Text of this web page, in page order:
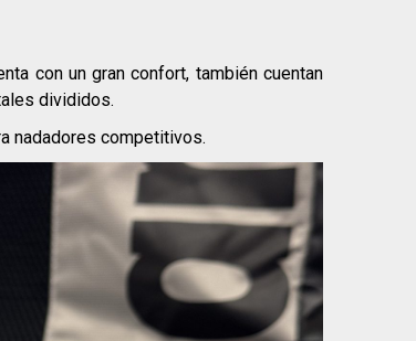
con un gran confort, también cuentan
divididos.
nadadores competitivos.